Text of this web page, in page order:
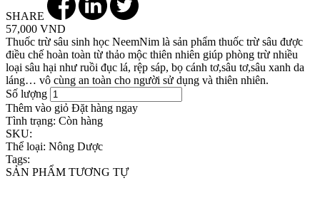
SHARE
57,000 VND
Thuốc trừ sâu sinh học NeemNim là sản phẩm thuốc trừ sâu được
điều chế hoàn toàn từ thảo mộc thiên nhiên giúp phòng trừ nhiều
loại sâu hại như ruồi đục lá, rệp sáp, bọ cánh tơ,sâu tơ,sâu xanh da
láng… vô cùng an toàn cho người sử dụng và thiên nhiên.
Số lượng
Thêm vào giỏ Đặt hàng ngay
Tình trạng: Còn hàng
SKU:
Thể loại: Nông Dược
Tags:
SẢN PHẨM TƯƠNG TỰ